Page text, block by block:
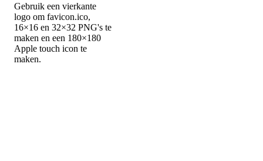
Gebruik een vierkante
logo om favicon.ico,
16×16 en 32×32 PNG's te
maken en een 180×180
Apple touch icon te
maken.